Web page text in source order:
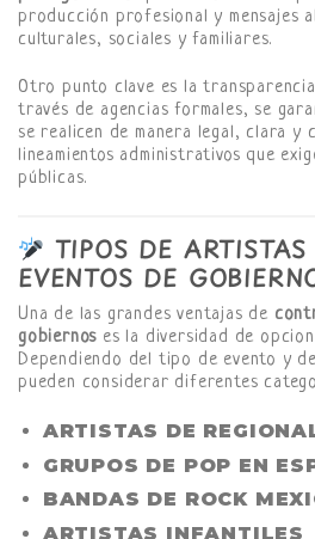
producción profesional y mensajes
culturales, sociales y familiares.
Otro punto clave es la
través de agencias formales, se
se realicen de manera legal, clara y
lineamientos administrativos que
públicas.
TIPOS DE
EVENTOS DE
Una de las grandes ventajas de
gobiernos es la diversidad de
Dependiendo del tipo de evento y
pueden considerar diferentes
ARTISTAS DE
GRUPOS DE POP EN
BANDAS DE ROCK
ARTISTAS INFANTILES